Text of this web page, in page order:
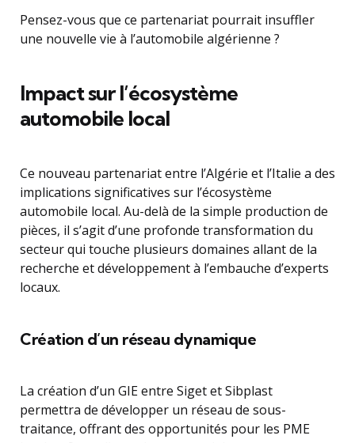
Pensez-vous que ce partenariat pourrait insuffler
une nouvelle vie à l’automobile algérienne ?
Impact sur l’écosystème
automobile local
Ce nouveau partenariat entre l’Algérie et l’Italie a des
implications significatives sur l’écosystème
automobile local. Au-delà de la simple production de
pièces, il s’agit d’une profonde transformation du
secteur qui touche plusieurs domaines allant de la
recherche et développement à l’embauche d’experts
locaux.
Création d’un réseau dynamique
La création d’un GIE entre Siget et Sibplast
permettra de développer un réseau de sous-
traitance, offrant des opportunités pour les PME